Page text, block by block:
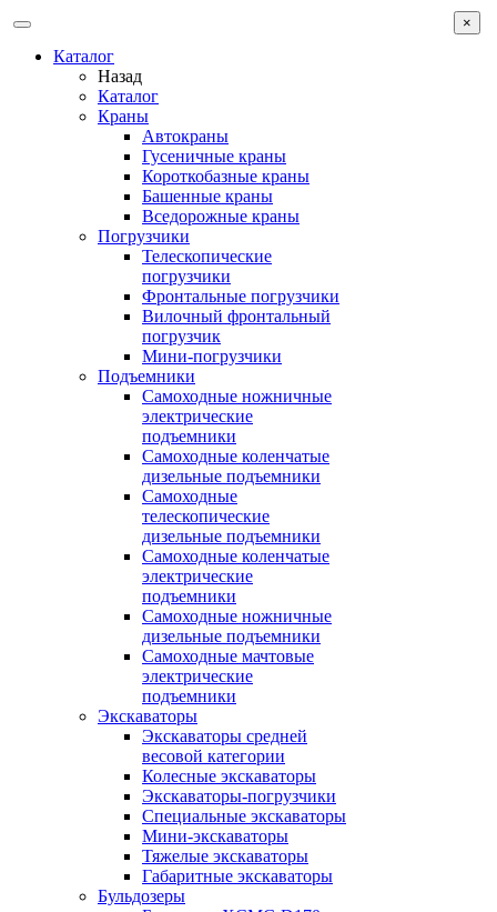
Каталог
Назад
Каталог
Краны
Автокраны
Гусеничные краны
Короткобазные краны
Башенные краны
Вcедорожные краны
Погрузчики
Телескопические
погрузчики
Фронтальные погрузчики
Вилочный фронтальный
погрузчик
Мини-погрузчики
Подъемники
Самоходные ножничные
электрические
подъемники
Самоходные коленчатые
дизельные подъемники
Самоходные
телескопические
дизельные подъемники
Самоходные коленчатые
электрические
подъемники
Самоходные ножничные
дизельные подъемники
Самоходные мачтовые
электрические
подъемники
Экскаваторы
Экскаваторы средней
весовой категории
Колесные экскаваторы
Экскаваторы-погрузчики
Специальные экскаваторы
Мини-экскаваторы
Тяжелые экскаваторы
Габаритные экскаваторы
Бульдозеры
×